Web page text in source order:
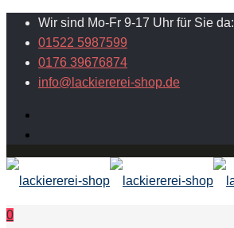
Wir sind Mo-Fr 9-17 Uhr für Sie da:
01522 5987599
0176 39676874
info@lackiererei-shop.de
0